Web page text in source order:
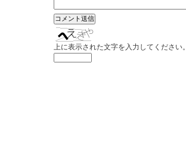
上に表示された文字を入力してください。